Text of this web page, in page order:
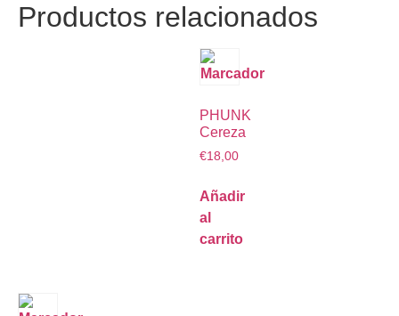
Productos relacionados
PHUNK
Cereza
€18,00
Añadir
al
carrito